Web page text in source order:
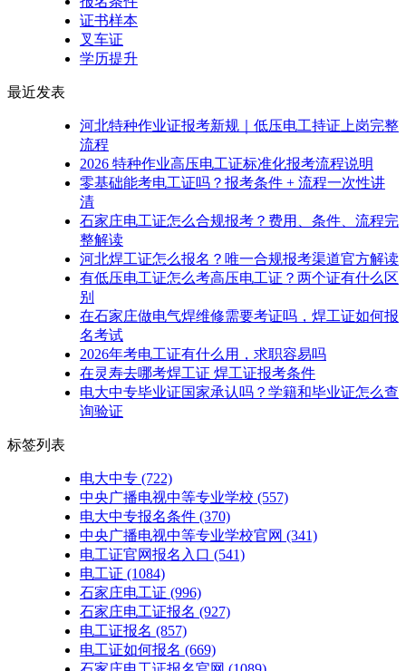
证书样本
叉车证
学历提升
最近发表
河北特种作业证报考新规｜低压电工持证上岗完整
流程
2026 特种作业高压电工证标准化报考流程说明
零基础能考电工证吗？报考条件 + 流程一次性讲
清
石家庄电工证怎么合规报考？费用、条件、流程完
整解读
河北焊工证怎么报名？唯一合规报考渠道官方解读
有低压电工证怎么考高压电工证？两个证有什么区
别
在石家庄做电气焊维修需要考证吗，焊工证如何报
名考试
2026年考电工证有什么用，求职容易吗
在灵寿去哪考焊工证 焊工证报考条件
电大中专毕业证国家承认吗？学籍和毕业证怎么查
询验证
标签列表
电大中专 (722)
中央广播电视中等专业学校 (557)
电大中专报名条件 (370)
中央广播电视中等专业学校官网 (341)
电工证官网报名入口 (541)
电工证 (1084)
石家庄电工证 (996)
石家庄电工证报名 (927)
电工证报名 (857)
电工证如何报名 (669)